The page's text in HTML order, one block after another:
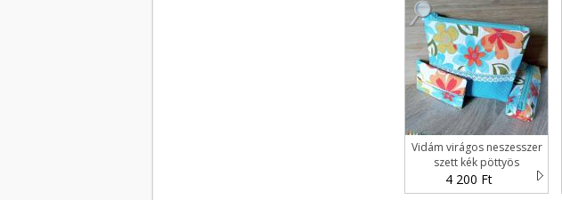
Vidám virágos neszesszer
szett kék pöttyös
4 200 Ft